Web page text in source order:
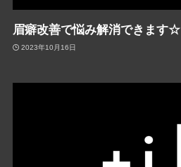
眉癖改善で悩み解消できます☆
2023年10月16日